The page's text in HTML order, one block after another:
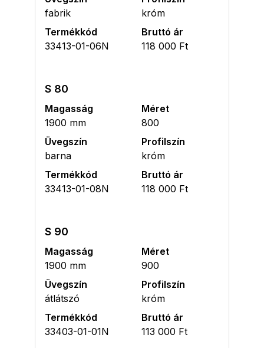
fabrik
króm
Termékkód
33413-01-06N
Bruttó ár
118 000 Ft
S 80
Magasság
1900 mm
Méret
800
Üvegszín
barna
Profilszín
króm
Termékkód
33413-01-08N
Bruttó ár
118 000 Ft
S 90
Magasság
1900 mm
Méret
900
Üvegszín
átlátszó
Profilszín
króm
Termékkód
33403-01-01N
Bruttó ár
113 000 Ft